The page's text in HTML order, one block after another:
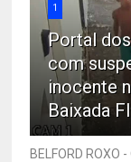
1
Portal
com
inocente
Baixada
BELFORD